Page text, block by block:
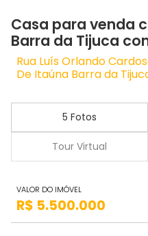
Casa para venda
Barra da Tijuca
Rua Luís Orlando
De Itaúna Barra da
5 Fotos
Tour Virtual
VALOR DO IMÓVEL
R$ 5.500.000